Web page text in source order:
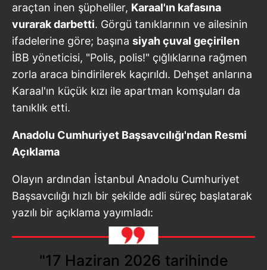
araçtan inen şüpheliler, Karaal'ın kafasına
vurarak darbetti. Görgü tanıklarının ve ailesinin
ifadelerine göre; başına siyah çuval geçirilen
İBB yöneticisi, "Polis, polis!" çığlıklarına rağmen
zorla araca bindirilerek kaçırıldı. Dehşet anlarına
Karaal'ın küçük kızı ile apartman komşuları da
tanıklık etti.
Anadolu Cumhuriyet Başsavcılığı'ndan Resmi
Açıklama
Olayın ardından İstanbul Anadolu Cumhuriyet
Başsavcılığı hızlı bir şekilde adli süreç başlatarak
yazılı bir açıklama yayımladı:
"17 Haziran 2026 tarihinde